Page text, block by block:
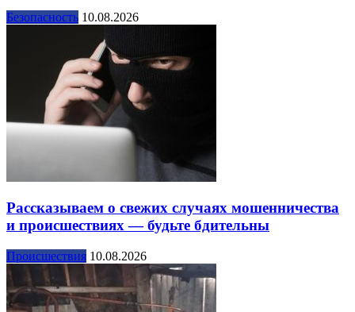
Безопасность 10.08.2026
Рассказываем о свежих случаях мошенничества
и происшествиях — будьте бдительны
Происшествия 10.08.2026